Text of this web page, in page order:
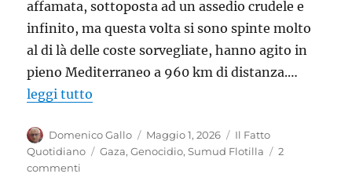
affamata, sottoposta ad un assedio crudele e
infinito, ma questa volta si sono spinte molto
al di là delle coste sorvegliate, hanno agito in
pieno Mediterraneo a 960 km di distanza.…
leggi tutto
Autore
Domenico Gallo
Pubblicato
il
Maggio 1, 2026 Categorie
Il Fatto
Quotidiano
Tag
Gaza,Genocidio,Sumud Flotilla
2
commenti